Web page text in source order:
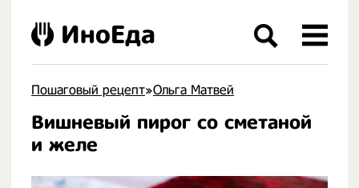
Пошаговый рецепт»Ольга Матвей
Вишневый пирог со сметаной
и желе
ИноЕда